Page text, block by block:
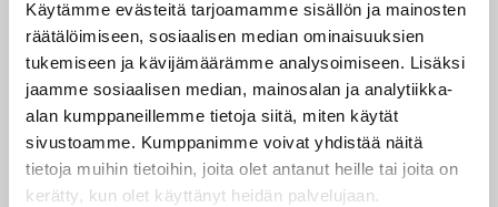
Käytämme evästeitä tarjoamamme sisällön ja mainosten
räätälöimiseen, sosiaalisen median ominaisuuksien
tukemiseen ja kävijämäärämme analysoimiseen. Lisäksi
jaamme sosiaalisen median, mainosalan ja analytiikka-
alan kumppaneillemme tietoja siitä, miten käytät
sivustoamme. Kumppanimme voivat yhdistää näitä
tietoja muihin tietoihin, joita olet antanut heille tai joita on
kerätty, kun olet käyttänyt heidän palvelujaan.
Puhelin:
Sähköpostiosoite:
SALASANA